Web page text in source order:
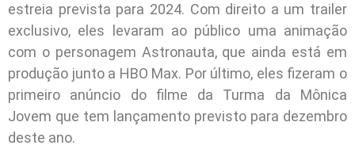
estreia prevista para 2024. Com direito a um trailer
exclusivo, eles levaram ao público uma animação
com o personagem Astronauta, que ainda está em
produção junto a HBO Max. Por último, eles fizeram o
primeiro anúncio do filme da Turma da Mônica
Jovem que tem lançamento previsto para dezembro
deste ano.